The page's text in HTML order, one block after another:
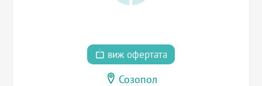
виж офертата
Созопол